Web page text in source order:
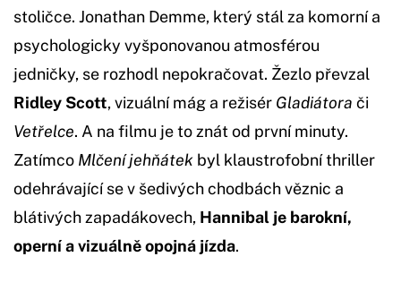
stoličce. Jonathan Demme, který stál za komorní a
psychologicky vyšponovanou atmosférou
jedničky, se rozhodl nepokračovat. Žezlo převzal
Ridley Scott, vizuální mág a režisér Gladiátora či
Vetřelce. A na filmu je to znát od první minuty.
Zatímco Mlčení jehňátek byl klaustrofobní thriller
odehrávající se v šedivých chodbách věznic a
blátivých zapadákovech, Hannibal je barokní,
operní a vizuálně opojná jízda.